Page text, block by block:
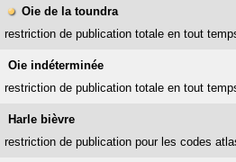
Oie de la toundra
restriction de publication totale en tout
Oie indéterminée
restriction de publication totale en tout
Harle bièvre
restriction de publication pour les codes